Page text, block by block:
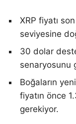
XRP fiyatı
seviyesine
30 dolar
senaryosunu
Boğaların
fiyatın önce
gerekiyor.